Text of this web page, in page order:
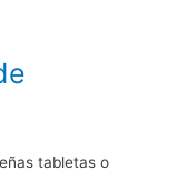
tabletas o